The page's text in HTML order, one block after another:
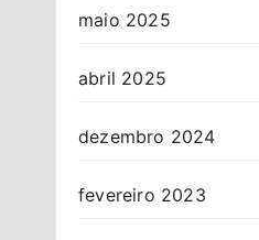
maio 2025
abril 2025
dezembro 2024
fevereiro 2023